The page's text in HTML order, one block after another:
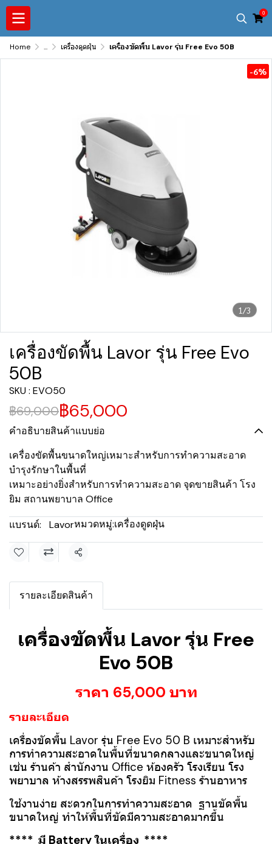
0
Home ... เครื่องดูดฝุ่น เครื่องขัดพื้น Lavor รุ่น Free Evo 50B
1/3
-6%
เครื่องขัดพื้น Lavor รุ่น Free Evo
50B
SKU : EVO50
฿69,000฿65,000
คำอธิบายสินค้าแบบย่อ
เครื่องขัดพื้นขนาดใหญ่เหมาะสำหรับการทำความสะอาด
บำรุงรักษาในพื้นที่
เหมาะอย่างยิ่งสำหรับการทำความสะอาด จุดขายสินค้า โรง
ยิม สถานพยาบาล Office
แบรนด์:
Lavorหมวดหมู่:เครื่องดูดฝุ่น
แชร์
รายละเอียดสินค้า
เครื่องขัดพื้น Lavor รุ่น Free
Evo 50B
ราคา 65,000 บาท
รายละเอียด
เครื่องขัดพื้น Lavor รุ่น Free Evo 50 B เหมาะสำหรับ
การทำความสะอาดในพื้นที่ขนาดกลางและขนาดใหญ่
เช่น ร้านค้า สำนักงาน Office ห้องครัว โรงเรียน โรง
พยาบาล ห้างสรรพสินค้า โรงยิม Fitness ร้านอาหาร
ใช้งานง่าย สะดวกในการทำความสะอาด ฐานขัดพื้น
ขนาดใหญ่ ทำให้พื้นที่ขัดมีความสะอาดมากขึ้น
**** มี Battery ในเครื่อง ****